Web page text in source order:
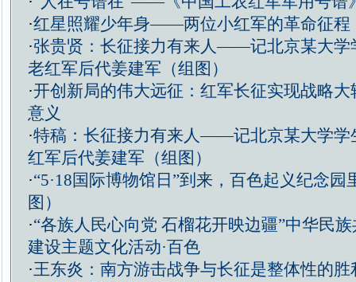
·红星照耀少年身——两位小红军的革命征程
·张贵贤：长征接力有来人——记北京某大学
老红军后代姜建军（组图）
·开创新局的伟大远征：红军长征实现战略大
意义
·特稿：长征接力有来人——记北京某大学学
红军后代姜建军（组图）
·“5·18国际博物馆日”到来，百色起义纪念园
图）
·“各族人民心向党 石榴花开映边疆”中华民
建设主题文化活动·百色
·王东炎：南方游击战争与长征是整体性的胜